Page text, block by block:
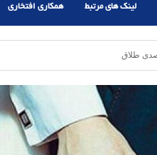
لینک های مرتبط همکاری افتخاری